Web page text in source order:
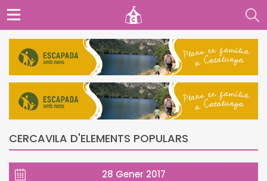
CERCAVILA D'ELEMENTS POPULARS
28 Gener 2017